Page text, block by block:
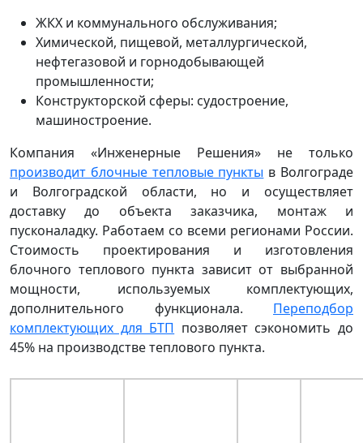
ЖКХ и коммунального обслуживания;
Химической, пищевой, металлургической,
нефтегазовой и горнодобывающей
промышленности;
Конструкторской сферы: судостроение,
машиностроение.
Компания «Инженерные Решения» не только
производит блочные тепловые пункты в Волгограде
и Волгоградской области, но и осуществляет
доставку до объекта заказчика, монтаж и
пусконаладку. Работаем со всеми регионами России.
Стоимость проектирования и изготовления
блочного теплового пункта зависит от выбранной
мощности, используемых комплектующих,
дополнительного функционала. Переподбор
комплектующих для БТП позволяет сэкономить до
45% на производстве теплового пункта.